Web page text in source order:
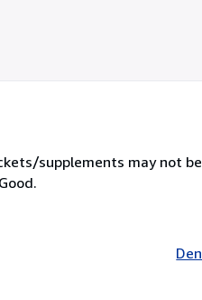
supplements may not